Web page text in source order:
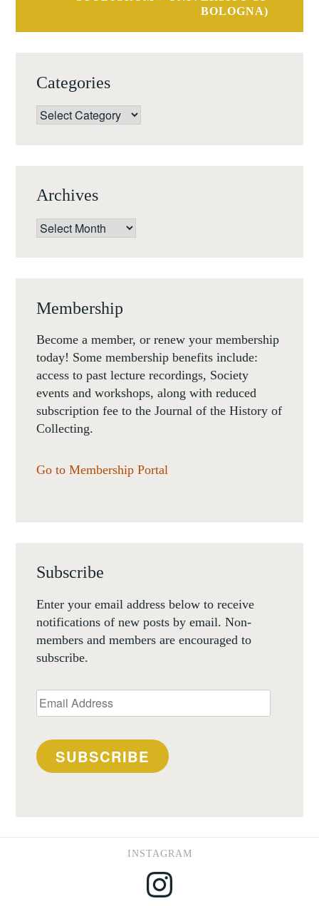
BOLOGNA)
Categories
Categories
Archives
Archives
Membership
Become a member, or renew your membership
today! Some membership benefits include:
access to past lecture recordings, Society
events and workshops, along with reduced
subscription fee to the Journal of the History of
Collecting.
Go to Membership Portal
Subscribe
Enter your email address below to receive
notifications of new posts by email. Non-
members and members are encouraged to
subscribe.
Email
Address
SUBSCRIBE
INSTAGRAM
Instagram